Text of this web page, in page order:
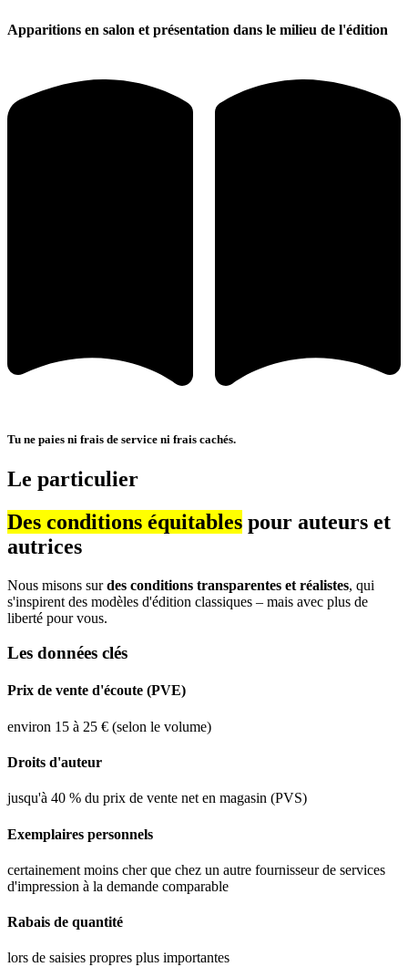
Apparitions en salon et présentation dans le milieu de l'édition
Tu ne paies ni frais de service ni frais cachés.
Le particulier
Des conditions équitables pour auteurs et
autrices
Nous misons surdes conditions transparentes et réalistes, qui
s'inspirent des modèles d'édition classiques – mais avec plus de
liberté pour vous.
Les données clés
Prix de vente d'écoute (PVE)
environ 15 à 25 € (selon le volume)
Droits d'auteur
jusqu'à 40 % du prix de vente net en magasin (PVS)
Exemplaires personnels
certainement moins cher que chez un autre fournisseur de services
d'impression à la demande comparable
Rabais de quantité
lors de saisies propres plus importantes